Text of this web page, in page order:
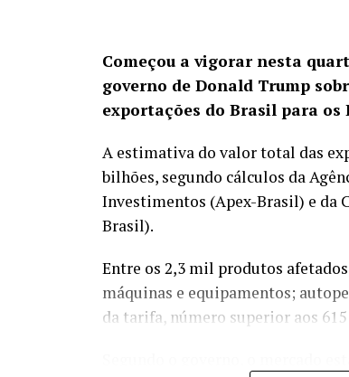
transformação digital do
digitais.
digitais, defendendo o
Começou a vigorar nesta
governo de Donald Trump
exportações do Brasil para os
A estimativa do valor total das
bilhões, segundo cálculos da
Investimentos (Apex-Brasil) e da
Brasil).
Entre os 2,3 mil produtos
máquinas e equipamentos;
da tarifa, número superior aos